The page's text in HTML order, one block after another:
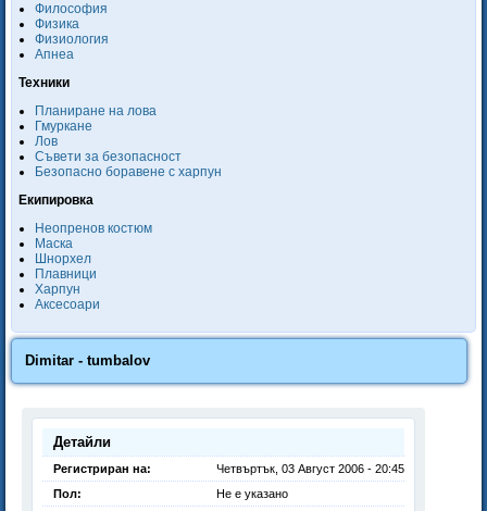
Философия
Физика
Физиология
Апнеа
Техники
Планиране на лова
Гмуркане
Лов
Съвети за безопасност
Безопасно боравене с харпун
Екипировка
Неопренов костюм
Маска
Шнорхел
Плавници
Харпун
Аксесоари
Dimitar - tumbalov
Детайли
Регистриран на:
Четвъртък, 03 Август 2006 - 20:45
Пол:
Не е указано